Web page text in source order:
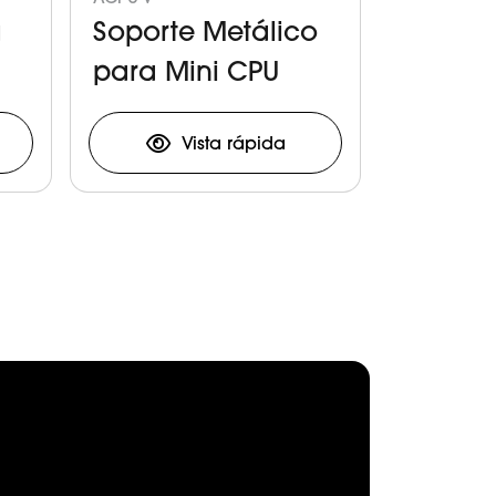
Soporte Metálico
para Mini CPU
Vista rápida